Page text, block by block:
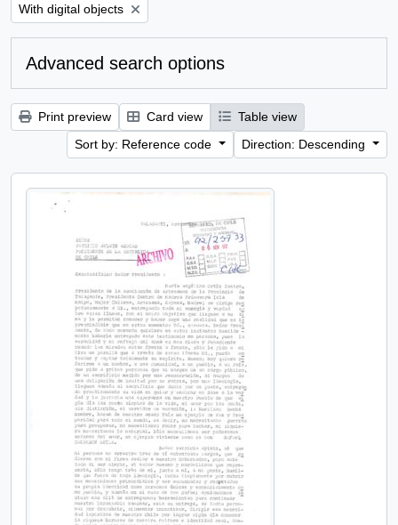
Remove filter:
With digital objects
Advanced search options
Print preview Card view
Table view
Sort by: Reference code
Direction: Descending